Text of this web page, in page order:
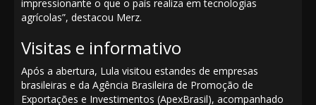
impressionante o que o país realiza em tecnologias
agrícolas”, destacou Merz.
Visitas e informativo
Após a abertura, Lula visitou estandes de empresas
brasileiras e da Agência Brasileira de Promoção de
Exportações e Investimentos (ApexBrasil), acompanhado